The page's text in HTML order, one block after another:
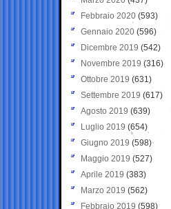
Febbraio 2020 (593)
Gennaio 2020 (596)
Dicembre 2019 (542)
Novembre 2019 (316)
Ottobre 2019 (631)
Settembre 2019 (617)
Agosto 2019 (639)
Luglio 2019 (654)
Giugno 2019 (598)
Maggio 2019 (527)
Aprile 2019 (383)
Marzo 2019 (562)
Febbraio 2019 (598)